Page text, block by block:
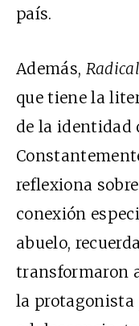
país.
Además,
que tiene la
de la identidad
reflexiona
conexión
abuelo,
transformaron
la protagonista